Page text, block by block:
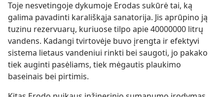
Toje nesvetingoje dykumoje Erodas sukūrė tai, ką
galima pavadinti karališkąja sanatorija. Jis aprūpino ją
tuzinu rezervuarų, kuriuose tilpo apie 40000000 litrų
vandens. Kadangi tvirtovėje buvo įrengta ir efektyvi
sistema lietaus vandeniui rinkti bei saugoti, jo pakako
tiek auginti pasėliams, tiek mėgautis plaukimo
baseinais bei pirtimis.